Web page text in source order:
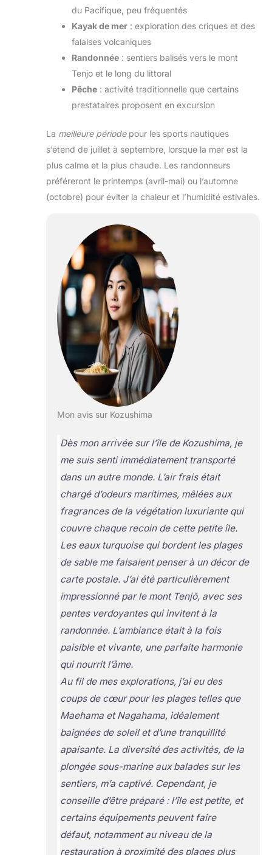
du Pacifique, peu fréquentés
Kayak de mer : exploration des criques et des
falaises volcaniques
Randonnée : sentiers balisés vers le mont
Tenjo et le long du littoral
Pêche : activité traditionnelle que certains
prestataires proposent en excursion
La meilleure périodepour les sports nautiques
s’étend de juillet à septembre, lorsque la mer est la
plus calme et la plus chaude. Les randonneurs
préféreront le printemps (avril-mai) ou l’automne
(octobre) pour éviter la chaleur et l’humidité estivales.
Mon avis sur Kozushima
Dès mon arrivée sur l’île de Kozushima, je
me suis senti immédiatement transporté
dans un autre monde. L’air frais était
chargé d’odeurs maritimes, mêlées aux
fragrances de la végétation luxuriante qui
couvre chaque recoin de cette petite île.
Les eaux turquoise qui bordent les plages
de sable me faisaient penser à un décor de
carte postale. J’ai été particulièrement
impressionné par le mont Tenjō, avec ses
pentes verdoyantes qui invitent à la
randonnée. L’ambiance était à la fois
paisible et vivante, une parfaite harmonie
qui nourrit l’âme.
Au fil de mes explorations, j’ai eu des
coups de cœur pour les plages telles que
Maehama et Nagahama, idéalement
baignées de soleil et d’une tranquillité
apaisante. La diversité des activités, de la
plongée sous-marine aux balades sur les
sentiers, m’a captivé. Cependant, je
conseille d’être préparé : l’île est petite, et
certains équipements peuvent faire
défaut, notamment au niveau de la
restauration à proximité des plages plus